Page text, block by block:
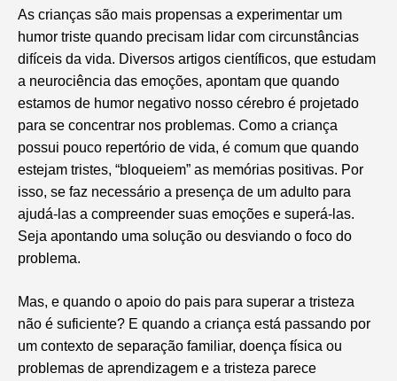
As crianças são mais propensas a experimentar um
humor triste quando precisam lidar com circunstâncias
difíceis da vida. Diversos artigos científicos, que estudam
a neurociência das emoções, apontam que quando
estamos de humor negativo nosso cérebro é projetado
para se concentrar nos problemas. Como a criança
possui pouco repertório de vida, é comum que quando
estejam tristes, “bloqueiem” as memórias positivas. Por
isso, se faz necessário a presença de um adulto para
ajudá-las a compreender suas emoções e superá-las.
Seja apontando uma solução ou desviando o foco do
problema.
Mas, e quando o apoio do pais para superar a tristeza
não é suficiente? E quando a criança está passando por
um contexto de separação familiar, doença física ou
problemas de aprendizagem e a tristeza parece